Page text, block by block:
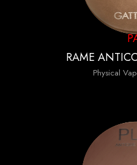
RAME
Physical